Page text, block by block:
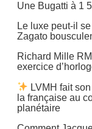
Une Bugatti à 1
Le luxe peut-il
Zagato
Richard Mille
exercice
LVMH fait
la française au
planétaire